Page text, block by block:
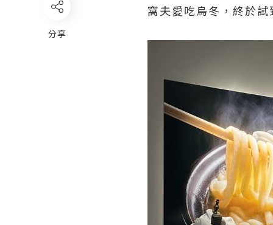
分享
窩夫愛吃烏冬，終於